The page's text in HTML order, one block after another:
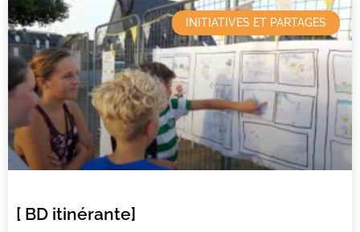
INITIATIVES ET PARTAGES
[ BD itinérante]